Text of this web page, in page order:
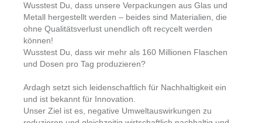
Wusstest Du, dass unsere Verpackungen aus Glas und
Metall hergestellt werden – beides sind Materialien, die
ohne Qualitätsverlust unendlich oft recycelt werden
können!
Wusstest Du, dass wir mehr als 160 Millionen Flaschen
und Dosen pro Tag produzieren?
Ardagh setzt sich leidenschaftlich für Nachhaltigkeit ein
und ist bekannt für Innovation.
Unser Ziel ist es, negative Umweltauswirkungen zu